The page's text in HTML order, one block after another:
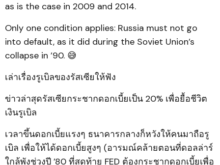
as is the case in 2009 and 2014.
Only one condition applies: Russia must not go
into default, as it did during the Soviet Union’s
collapse in ’90. 😅
เล่าเรื่องรูเบิลของรัสเซียให้ฟัง
ข่าวล่าสุดรัสเซียกระชากดอกเบี้ยเป็น 20% เพื่อยื้อชีวิต
เงินรูเบิล
เวลาขึ้นดอกเบี้ยแรงๆ ธนาคารกลางก็หวังให้คนมาถือรู
เบิล เพื่อให้ได้ดอกเบี้ยสูงๆ (อารมณ์คล้ายตอนที่ดอลล่าร์
ใกล้พังช่วงปี ’80 ที่สุดท้าย FED ต้องกระชากดอกเบี้ยเพื่อ